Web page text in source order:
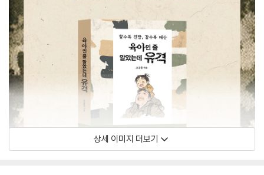
상세 이미지 더보기